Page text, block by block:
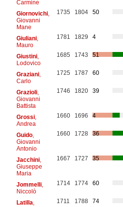
Carmine
Giornovichi,
Giovanni
Mane
1735 1804 50
Giuliani,
Mauro
1781 1829 4
Giustini,
Lodovico
1685 1743 51
Graziani,
Carlo
1725 1787 60
Grazioli,
Giovanni
Battista
1746 1820 39
Grossi,
Andrea
1660 1696 4
Guido,
Giovanni
Antonio
1660 1728 36
Jacchini,
Giuseppe
Maria
1667 1727 35
Jommelli,
Niccolò
1714 1774 60
Latilla 1711 1788 74